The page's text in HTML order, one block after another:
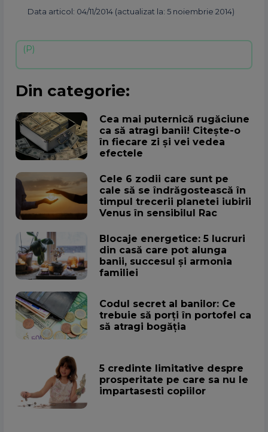
Data articol: 04/11/2014 (actualizat la: 5 noiembrie 2014)
Din categorie:
Cea mai puternică rugăciune
ca să atragi banii! Citește-o
în fiecare zi și vei vedea
efectele
Cele 6 zodii care sunt pe
cale să se îndrăgostească în
timpul trecerii planetei iubirii
Venus în sensibilul Rac
Blocaje energetice: 5 lucruri
din casă care pot alunga
banii, succesul și armonia
familiei
Codul secret al banilor: Ce
trebuie să porți în portofel ca
să atragi bogăția
5 credinte limitative despre
prosperitate pe care sa nu le
impartasesti copiilor